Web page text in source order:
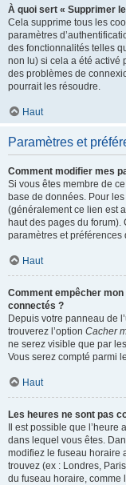
À quoi sert « Supprimer
Cela supprime tous les
paramètres
des fonctionnalités telles
non lu) si cela a été activé
des problèmes de
pourrait les résoudre.
Haut
Paramètres et
Comment modifier mes
Si vous êtes membre de
base de données. Pour
(généralement ce lien est
haut des pages du
paramètres et préférences
Haut
Comment empêcher
connectés ?
Depuis votre panneau de
trouverez l’option Cacher
ne serez visible que par
Vous serez compté parmi
Haut
Les heures ne sont pas
Il est possible que
dans lequel vous êtes.
modifiez le fuseau horaire
trouvez (ex : Londres,
du fuseau horaire, comme